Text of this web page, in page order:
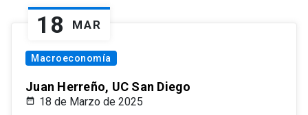
18 MAR
Macroeconomía
Juan Herreño, UC San Diego
18 de Marzo de 2025